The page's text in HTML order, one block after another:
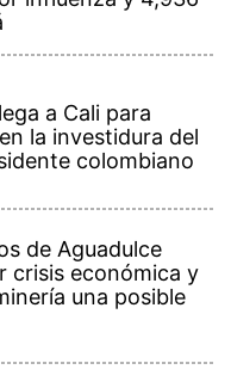
a Cali para
la investidura del
colombiano
de Aguadulce
crisis económica y
una posible